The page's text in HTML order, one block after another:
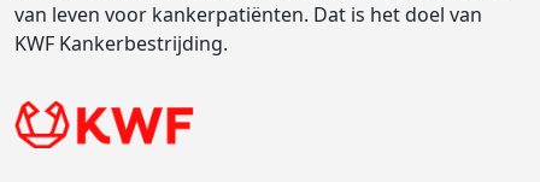
van leven voor kankerpatiënten. Dat is het doel van
KWF Kankerbestrijding.